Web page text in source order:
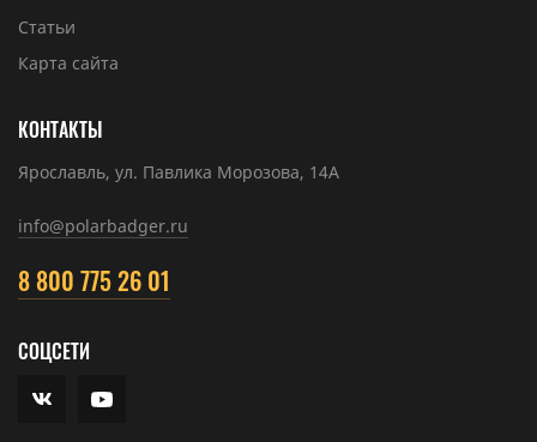
Статьи
Карта сайта
КОНТАКТЫ
Ярославль, ул. Павлика Морозова, 14А
info@polarbadger.ru
8 800 775 26 01
СОЦСЕТИ